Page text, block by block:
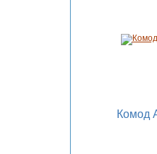
Комод